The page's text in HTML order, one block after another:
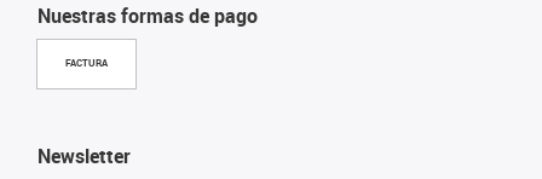
Nuestras formas de pago
FACTURA
Newsletter